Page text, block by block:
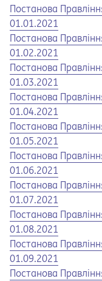
Opens in a new tab
Opens a pdf
Постанова
01.01.2021
Opens in a new tab
Opens a pdf
Постанова
01.02.2021
Opens in a new tab
Opens a pdf
Постанова
01.03.2021
Opens in a new tab
Opens a pdf
Постанова
01.04.2021
Opens in a new tab
Opens a pdf
Постанова
01.05.2021
Opens in a new tab
Opens a pdf
Постанова
01.06.2021
Opens in a new tab
Opens a pdf
Постанова
01.07.2021
Opens in a new tab
Opens a pdf
Постанова
01.08.2021
Opens in a new tab
Opens a pdf
Постанова
01.09.2021
Opens in a new tab
Opens a pdf
Постанова